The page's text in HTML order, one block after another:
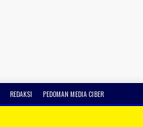
REDAKSI PEDOMAN MEDIA CIBER